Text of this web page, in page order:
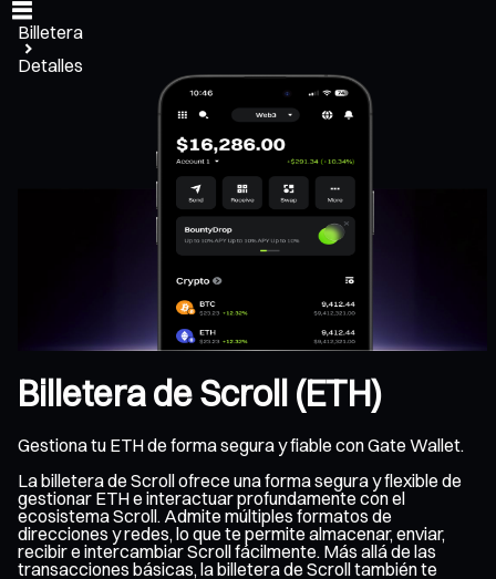
Billetera
Detalles
Billetera de Scroll (ETH)
Gestiona tu ETH de forma segura y fiable con Gate Wallet.
La billetera de Scroll ofrece una forma segura y flexible de
gestionar ETH e interactuar profundamente con el
ecosistema Scroll. Admite múltiples formatos de
direcciones y redes, lo que te permite almacenar, enviar,
recibir e intercambiar Scroll fácilmente. Más allá de las
transacciones básicas, la billetera de Scroll también te